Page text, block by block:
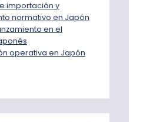
importación y
normativo en Japón
en el
operativa en Japón